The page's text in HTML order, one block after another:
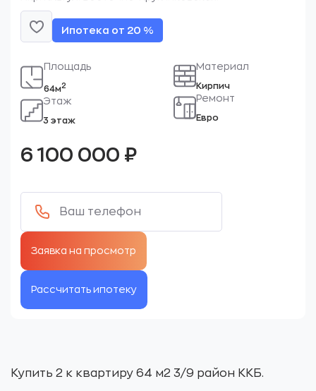
Ипотека от 20 %
Площадь
64м2
Этаж
3 этаж
Материал
Кирпич
Ремонт
Евро
6 100 000 ₽
Рассчитать ипотеку
Купить 2 к квартиру 64 м2 3/9 район ККБ.